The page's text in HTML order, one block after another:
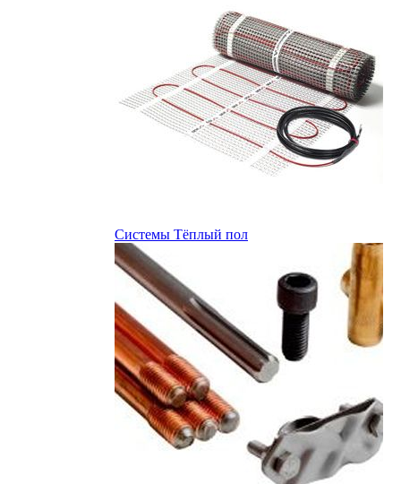
Системы Тёплый пол